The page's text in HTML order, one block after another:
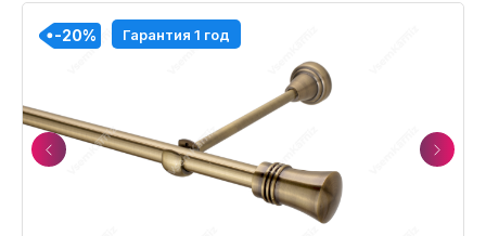
Previous
-20% Гарантия 1 год
-20%
-20%
-20%
-20%
-20%
-20%
-20%
-20%
-20%
-20%
-20%
Next